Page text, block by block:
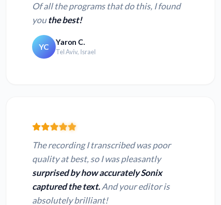
Of all the programs that do this, I found
youthe best!
YC Yaron C.
Tel Aviv, Israel
The recording I transcribed was poor
quality at best, so I was pleasantly
surprised by how accurately Sonix
captured the text.And your editor is
absolutely brilliant!